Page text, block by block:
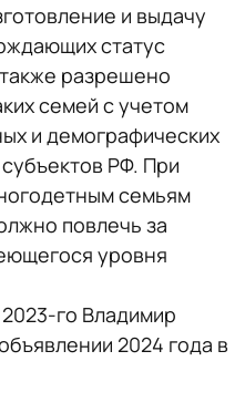
и выдачу
статус
разрешено
семей с учетом
и демографических
РФ. При
семьям
повлечь за
уровня
го Владимир
2024 года в